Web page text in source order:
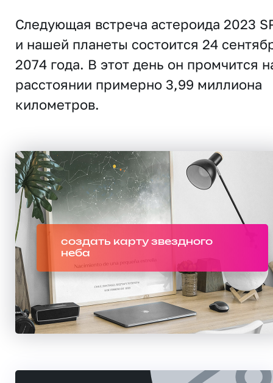
Следующая встреча астероида 2023
и нашей планеты состоится 24
2074 года. В этот день он промчится
расстоянии примерно 3,99 миллиона
километров.
создать карту звездного
неба